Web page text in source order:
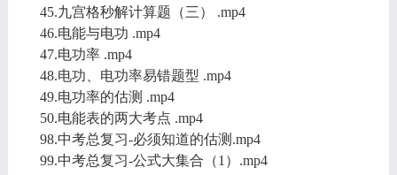
45.九宫格秒解计算题（三） .mp4
46.电能与电功 .mp4
47.电功率 .mp4
48.电功、电功率易错题型 .mp4
49.电功率的估测 .mp4
50.电能表的两大考点 .mp4
98.中考总复习-必须知道的估测.mp4
99.中考总复习-公式大集合（1）.mp4